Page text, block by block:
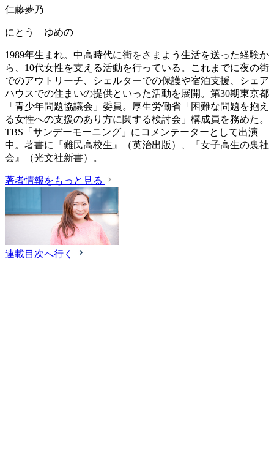
仁藤夢乃
にとう ゆめの
1989年生まれ。中高時代に街をさまよう生活を送った経験か
ら、10代女性を支える活動を行っている。これまでに夜の街
でのアウトリーチ、シェルターでの保護や宿泊支援、シェア
ハウスでの住まいの提供といった活動を展開。第30期東京都
「青少年問題協議会」委員。厚生労働省「困難な問題を抱え
る女性への支援のあり方に関する検討会」構成員を務めた。
TBS「サンデーモーニング」にコメンテーターとして出演
中。著書に『難民高校生』（英治出版）、『女子高生の裏社
会』（光文社新書）。
著者情報をもっと見る
連載目次へ行く